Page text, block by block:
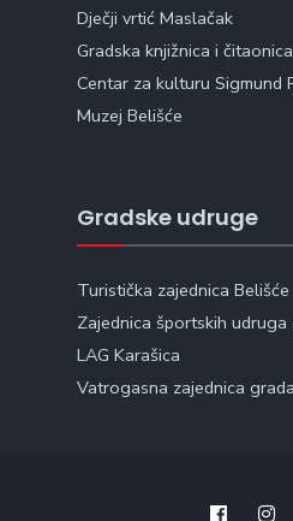
Dječji vrtić Maslačak
Gradska knjižnica i čitaonica
Centar za kulturu Sigmund
Muzej Belišće
Gradske udruge
Turistička zajednica Belišće
Zajednica športskih udruga
LAG Karašica
Vatrogasna zajednica